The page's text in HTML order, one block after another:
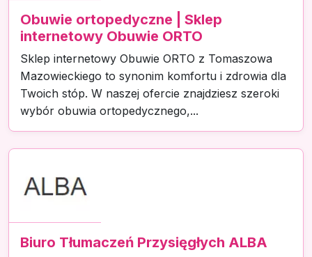
Obuwie ortopedyczne | Sklep
internetowy Obuwie ORTO
Sklep internetowy Obuwie ORTO z Tomaszowa
Mazowieckiego to synonim komfortu i zdrowia dla
Twoich stóp. W naszej ofercie znajdziesz szeroki
wybór obuwia ortopedycznego,...
Biuro Tłumaczeń Przysięgłych ALBA